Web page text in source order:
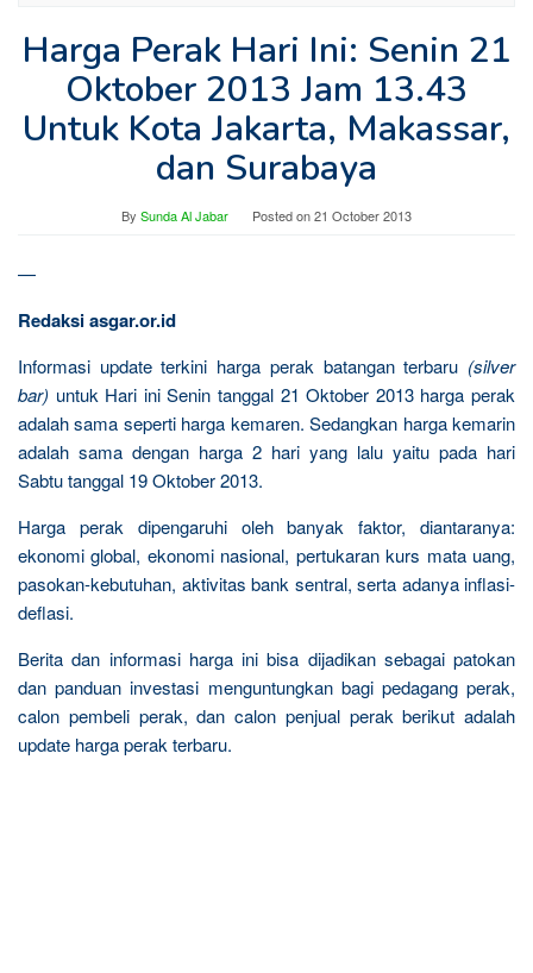
Harga Perak Hari Ini: Senin 21
Oktober 2013 Jam 13.43
Untuk Kota Jakarta, Makassar,
dan Surabaya
By Sunda Al Jabar Posted on21 October 2013
—
Redaksi asgar.or.id
Informasi update terkini harga perak batangan terbaru (silver
bar) untuk Hari ini Senin tanggal 21 Oktober 2013 harga perak
adalah sama seperti harga kemaren. Sedangkan harga kemarin
adalah sama dengan harga 2 hari yang lalu yaitu pada hari
Sabtu tanggal 19 Oktober 2013.
Harga perak dipengaruhi oleh banyak faktor, diantaranya:
ekonomi global, ekonomi nasional, pertukaran kurs mata uang,
pasokan-kebutuhan, aktivitas bank sentral, serta adanya inflasi-
deflasi.
Berita dan informasi harga ini bisa dijadikan sebagai patokan
dan panduan investasi menguntungkan bagi pedagang perak,
calon pembeli perak, dan calon penjual perak berikut adalah
update harga perak terbaru.